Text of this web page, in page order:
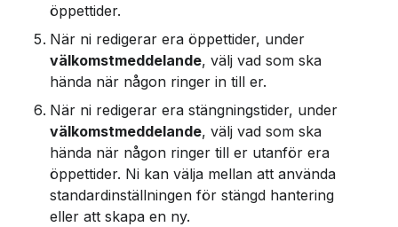
öppettider.
När ni redigerar era öppettider, under
välkomstmeddelande, välj vad som ska
hända när någon ringer in till er.
När ni redigerar era stängningstider, under
välkomstmeddelande, välj vad som ska
hända när någon ringer till er utanför era
öppettider. Ni kan välja mellan att använda
standardinställningen för stängd hantering
eller att skapa en ny.